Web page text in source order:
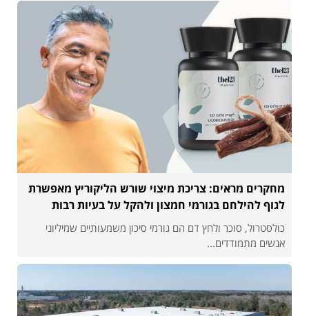
מחקרים מראים: צריכת מיצוי שורש הליקוריץ מאפשרת
לגוף להילחם בגורמי חמצון ולהקל על בעיות רבות
כולסטרול, סוכר ולחץ דם הם גורמי סיכון משמעותיים שמיליוני
אנשים מתמודדים...